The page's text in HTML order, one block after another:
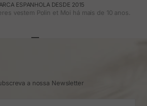
ESPANHOLA DESDE 2015
vestem Polin et Moi há mais de 10 anos.
a nossa Newsletter